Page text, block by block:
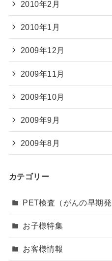
2010年2月
2010年1月
2009年12月
2009年11月
2009年10月
2009年9月
2009年8月
カテゴリー
PET検査（がんの早期発
お子様特集
お客様情報